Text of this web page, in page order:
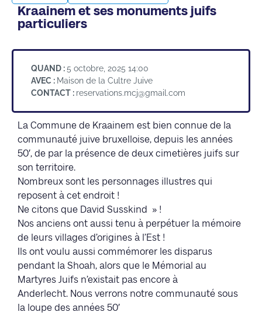
Kraainem et ses monuments juifs
particuliers
QUAND :5 octobre, 2025 14:00
AVEC : Maison de la Cultre Juive
CONTACT : reservations.mcj@gmail.com
La Commune de Kraainem est bien connue de la
communauté juive bruxelloise, depuis les années
50′, de par la présence de deux cimetières juifs sur
son territoire.
Nombreux sont les personnages illustres qui
reposent à cet endroit !
Ne citons que David Susskind » !
Nos anciens ont aussi tenu à perpétuer la mémoire
de leurs villages d’origines à l’Est !
Ils ont voulu aussi commémorer les disparus
pendant la Shoah, alors que le Mémorial au
Martyres Juifs n’existait pas encore à
Anderlecht. Nous verrons notre communauté sous
la loupe des années 50′